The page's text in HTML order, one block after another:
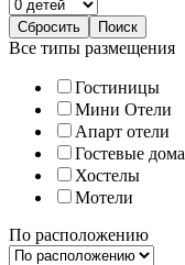
Все типы размещения
Гостиницы
Мини Отели
Апарт отели
Гостевые дома
Хостелы
Мотели
По расположению